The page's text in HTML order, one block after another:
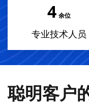
4 余位
专业技术人员
聪明客户